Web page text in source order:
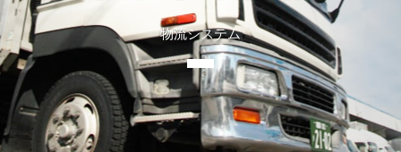
物流システム